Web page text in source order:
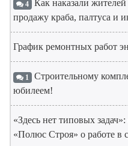
4 Как наказали
продажу краба, палтуса и
График ремонтных работ
1 Строительному
юбилеем!
«Здесь нет типовых
«Полюс Строя» о работе в